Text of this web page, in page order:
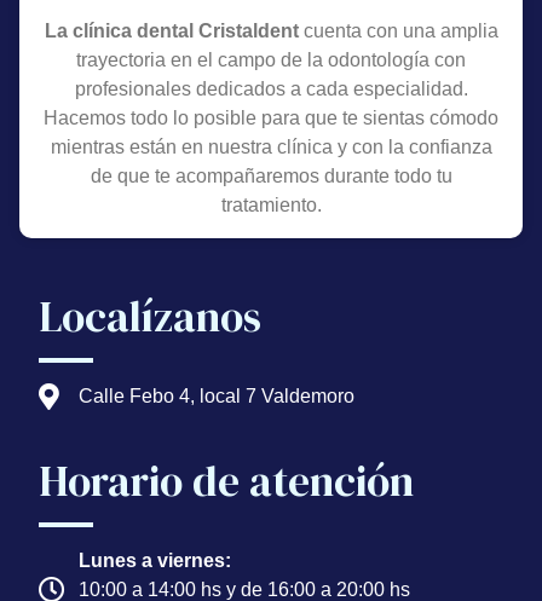
La clínica dental Cristaldentcuenta con una amplia
trayectoria en el campo de la odontología con
profesionales dedicados a cada especialidad.
Hacemos todo lo posible para que te sientas cómodo
mientras están en nuestra clínica y con la confianza
de que te acompañaremos durante todo tu
tratamiento.
Localízanos
Calle Febo 4, local 7 Valdemoro
Horario de atención
Lunes a viernes:
10:00 a 14:00 hs y de 16:00 a 20:00 hs